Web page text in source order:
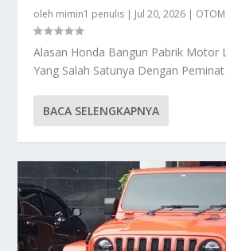
oleh mimin1 penulis | Jul 20, 2026 |
Alasan Honda Bangun Pabrik Motor
Yang Salah Satunya Dengan
BACA SELENGKAPNYA